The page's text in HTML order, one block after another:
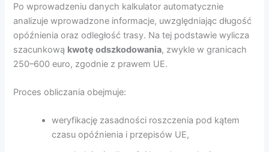
Po wprowadzeniu danych kalkulator automatycznie
analizuje wprowadzone informacje, uwzględniając długość
opóźnienia oraz odległość trasy. Na tej podstawie wylicza
szacunkową kwotę odszkodowania, zwykle w granicach
250–600 euro, zgodnie z prawem UE.
Proces obliczania obejmuje:
weryfikację zasadności roszczenia pod kątem
czasu opóźnienia i przepisów UE,